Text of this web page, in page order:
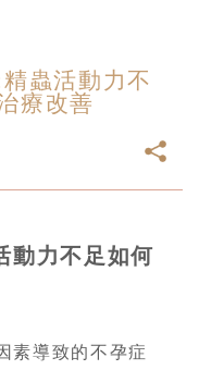
蟲活動力不
療改善
動力不足如何
素導致的不孕症